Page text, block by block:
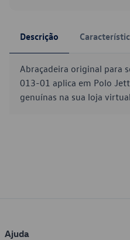
Descrição
Abraçadeira original para
013-01 aplica em Polo
genuínas na sua loja
Ajuda